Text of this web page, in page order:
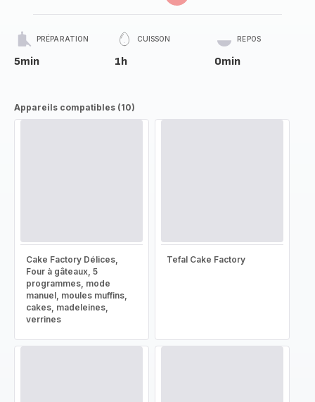
PRÉPARATION
5min
CUISSON
1h
REPOS
0min
Appareils compatibles (10)
Cake Factory Délices,
Four à gâteaux, 5
programmes, mode
manuel, moules muffins,
cakes, madeleines,
verrines
Tefal Cake Factory